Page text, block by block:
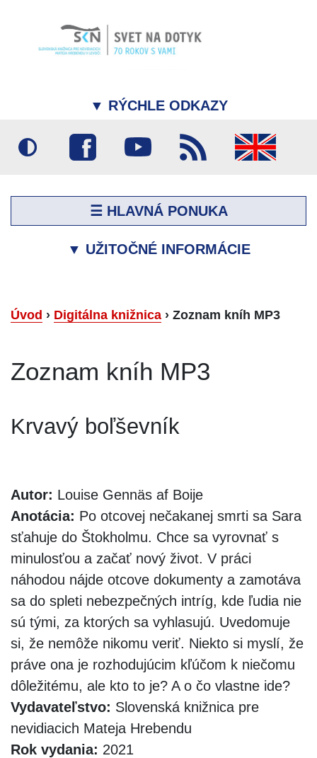
▼ RÝCHLE ODKAZY
☰ HLAVNÁ PONUKA
▼ UŽITOČNÉ INFORMÁCIE
Úvod › Digitálna knižnica › Zoznam kníh MP3
Zoznam kníh MP3
Krvavý boľševník
Autor: Louise Gennäs af Boije
Anotácia: Po otcovej nečakanej smrti sa Sara
sťahuje do Štokholmu. Chce sa vyrovnať s
minulosťou a začať nový život. V práci
náhodou nájde otcove dokumenty a zamotáva
sa do spleti nebezpečných intríg, kde ľudia nie
sú tými, za ktorých sa vyhlasujú. Uvedomuje
si, že nemôže nikomu veriť. Niekto si myslí, že
práve ona je rozhodujúcim kľúčom k niečomu
dôležitému, ale kto to je? A o čo vlastne ide?
Vydavateľstvo: Slovenská knižnica pre
nevidiacich Mateja Hrebendu
Rok vydania: 2021